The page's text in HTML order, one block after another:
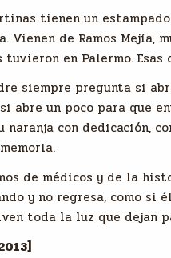
tienen un
Vienen de Ramos Mejía,
tuvieron en Palermo.
siempre pregunta si
abre un poco para que
naranja con dedicación,
de médicos y de la
y no regresa, como si
toda la luz que dejan